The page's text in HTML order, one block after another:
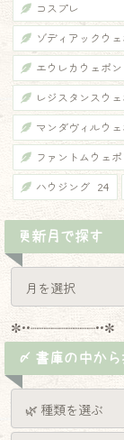
コスプレ
ゾディアックウェ
エウレカウェポン
レジスタンスウェ
マンダヴィルウェ
ファントムウェポ
ハウジング 24
更新月で探す
✼••┈┈┈┈┈┈┈┈┈••✼
〆 書庫の中か